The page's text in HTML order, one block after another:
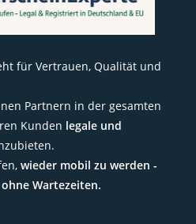
für Vertrauen, Qualität und
Partnern in der gesamten
Kunden legale und
wieder mobil zu werden -
Wartezeiten.